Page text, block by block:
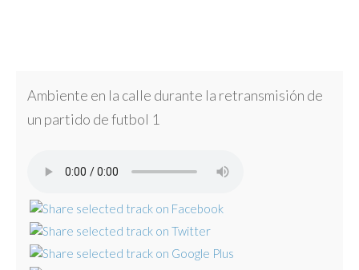
Ambiente en la calle durante la retransmisión de
un partido de futbol 1